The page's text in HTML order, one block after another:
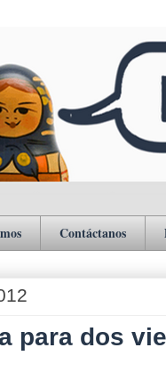
Contáctanos
para dos